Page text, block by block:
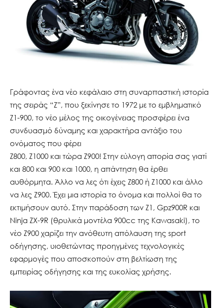
Γράφοντας ένα νέο κεφάλαιο στη συναρπαστική ιστορία
της σειράς “Ζ”, που ξεκίνησε το 1972 με το εμβληματικό
Ζ1-900, το νέο μέλος της οικογένειας προσφέρει ένα
συνδυασμό δύναμης και χαρακτήρα αντάξιο του
ονόματος που φέρει
Ζ800, Ζ1000 και τώρα Ζ900! Στην εύλογη απορία σας γιατί
και 800 και 900 και 1000, η απάντηση θα έρθει
αυθόρμητα. Άλλο να λες ότι έχεις Ζ800 ή Ζ1000 και άλλο
να λες Ζ900. Έχει μια ιστορία το όνομα και πολλοί θα το
εκτιμήσουν αυτό. Στην παράδοση των Z1, Gpz900R και
Ninja ZX-9R (θρυλικά μοντέλα 900cc της Kawasaki), το
νέο Ζ900 χαρίζει την ανόθευτη απόλαυση της sport
οδήγησης, υιοθετώντας προηγμένες τεχνολογικές
εφαρμογές που αποσκοπούν στη βελτίωση της
εμπειρίας οδήγησης και της ευκολίας χρήσης.